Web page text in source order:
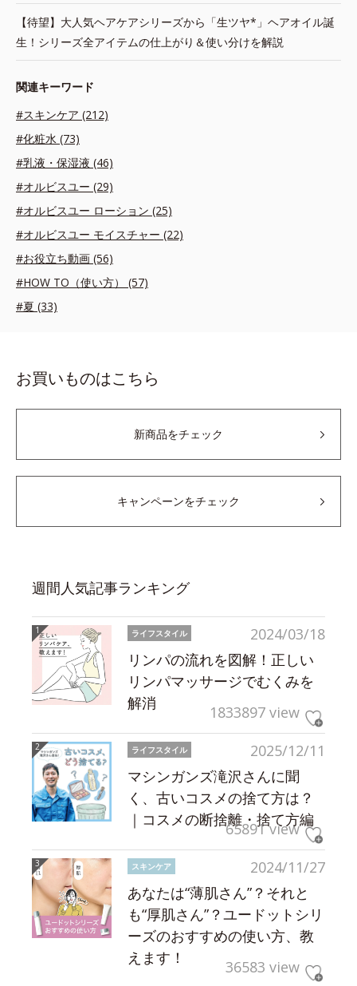
【待望】大人気ヘアケアシリーズから「生ツヤ*」ヘアオイル誕
生！シリーズ全アイテムの仕上がり＆使い分けを解説
関連キーワード
#スキンケア (212)
#化粧水 (73)
#乳液・保湿液 (46)
#オルビスユー (29)
#オルビスユー ローション (25)
#オルビスユー モイスチャー (22)
#お役立ち動画 (56)
#HOW TO（使い方） (57)
#夏 (33)
お買いものはこちら
新商品をチェック
キャンペーンをチェック
週間人気記事ランキング
2024/03/18
ライフスタイル
リンパの流れを図解！正しい
リンパマッサージでむくみを
解消
1833897 view
2025/12/11
ライフスタイル
マシンガンズ滝沢さんに聞
く、古いコスメの捨て方は？
｜コスメの断捨離・捨て方編
65891 view
2024/11/27
スキンケア
あなたは“薄肌さん”？それと
も“厚肌さん”？ユードットシリ
ーズのおすすめの使い方、教
えます！
36583 view